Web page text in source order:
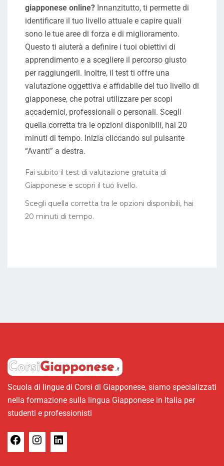
giapponese online? Innanzitutto, ti permette di
identificare il tuo livello attuale e capire quali
sono le tue aree di forza e di miglioramento.
Questo ti aiuterà a definire i tuoi obiettivi di
apprendimento e a scegliere il percorso giusto
per raggiungerli. Inoltre, il test ti offre una
valutazione oggettiva e affidabile del tuo livello di
giapponese, che potrai utilizzare per scopi
accademici, professionali o personali. Scegli
quella corretta tra le opzioni disponibili, hai 20
minuti di tempo. Inizia cliccando sul pulsante
“Avanti” a destra.
Fai subito il test di valutazione gratuita di
Giapponese e scopri il tuo livello.
Scegli quella corretta tra le opzioni disponibili, hai
20 minuti di tempo.
Scuola di lingue di Corsi di Giapponese, siamo specializzati
nella formazione sulla lingua Giapponese in Italia per
studenti e professionisti